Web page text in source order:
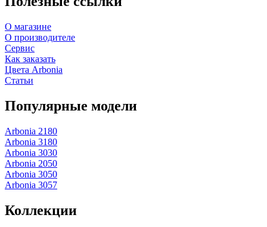
О магазине
О производителе
Сервис
Как заказать
Цвета Arbonia
Статьи
Популярные модели
Arbonia 2180
Arbonia 3180
Arbonia 3030
Arbonia 2050
Arbonia 3050
Arbonia 3057
Коллекции